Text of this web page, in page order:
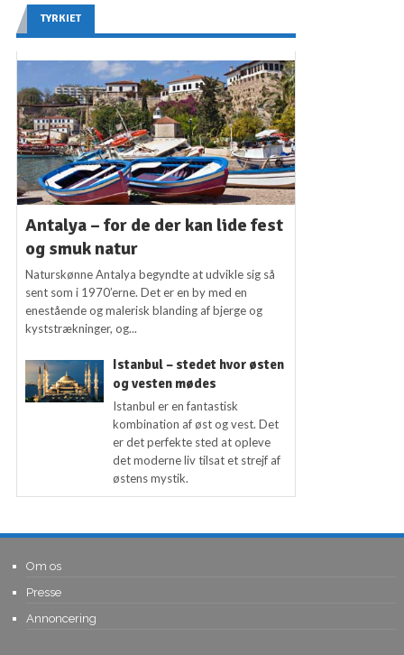
TYRKIET
Antalya – for de der kan lide fest
og smuk natur
Naturskønne Antalya begyndte at udvikle sig så
sent som i 1970’erne. Det er en by med en
enestående og malerisk blanding af bjerge og
kyststrækninger, og...
Istanbul – stedet hvor østen
og vesten mødes
Istanbul er en fantastisk
kombination af øst og vest. Det
er det perfekte sted at opleve
det moderne liv tilsat et strejf af
østens mystik.
Om os
Presse
Annoncering